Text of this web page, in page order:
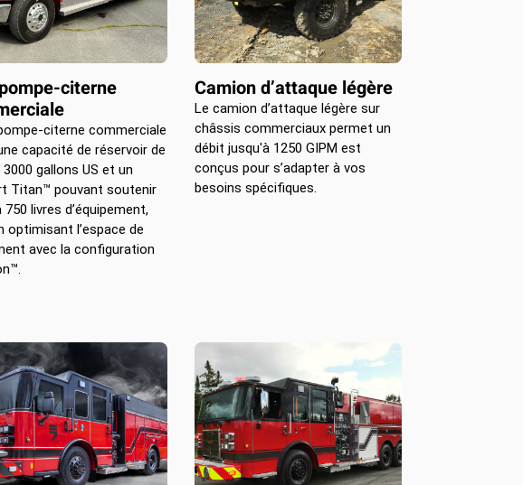
de combat
rendez-vous
citerne
citerne commerciale
capacité de réservoir de
3000 gallons US et un
Titan™ pouvant soutenir
750 livres d’équipement,
optimisant l’espace de
avec la configuration
Camion d’attaque légère
Le camion d’attaque légère sur
châssis commerciaux permet un
débit jusqu'à 1250 GIPM est
conçus pour s’adapter à vos
besoins spécifiques.